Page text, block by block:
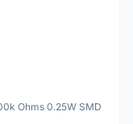
Ohms 0.25W SMD